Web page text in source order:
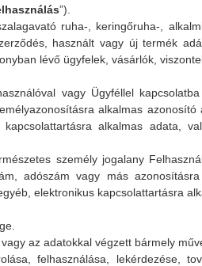
”).
ruha-, keringőruha-,
használt vagy új termék
lévő ügyfelek, vásárlók,
vagy Ügyféllel
alkalmas
alkalmas adata,
személy jogalany
adószám vagy más
elektronikus kapcsolattartásra
az adatokkal végzett bármely
felhasználása, lekérdezése,